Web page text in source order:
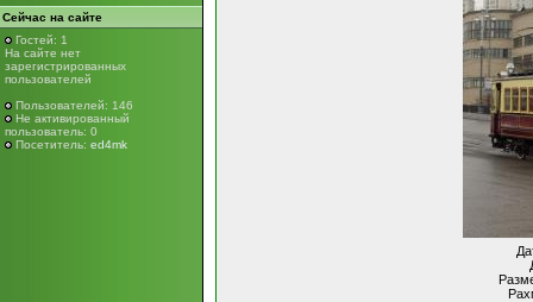
Сейчас на сайте
Гостей: 1
На сайте нет
зарегистрированных
пользователей
Пользователей: 146
Не активированный
пользователь: 0
Посетитель: ed4mk